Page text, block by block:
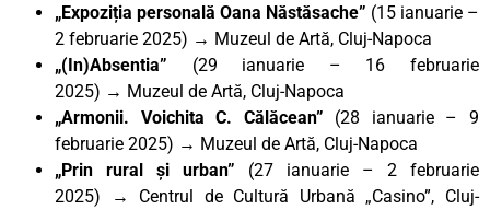
„Expoziția personală Oana Năstăsache” (15 ianuarie –
2 februarie 2025) → Muzeul de Artă, Cluj-Napoca
„(In)Absentia” (29 ianuarie – 16 februarie
2025) → Muzeul de Artă, Cluj-Napoca
„Armonii. Voichita C. Călăcean” (28 ianuarie – 9
februarie 2025) → Muzeul de Artă, Cluj-Napoca
„Prin rural și urban” (27 ianuarie – 2 februarie
2025)
→
Centrul de Cultură Urbană „Casino”, Cluj-